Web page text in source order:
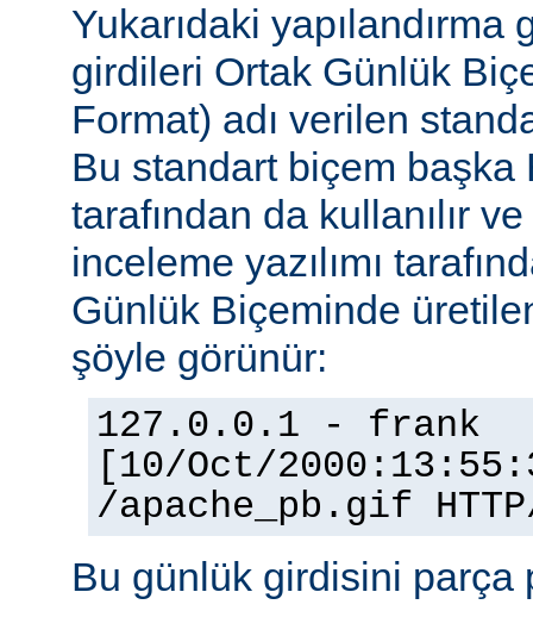
Yukarıdaki yapılandırma
girdileri Ortak Günlük
Format) adı verilen
Bu standart biçem başka
tarafından da kullanılır
inceleme yazılımı
Günlük Biçeminde
şöyle görünür:
127.0.0.1 - frank
[10/Oct/
/apache_pb.gif
Bu günlük girdisini parça